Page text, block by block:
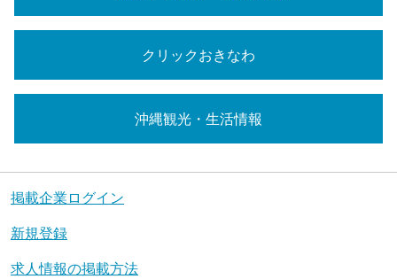
クリックおきなわ
沖縄観光・生活情報
掲載企業ログイン
新規登録
求人情報の掲載方法